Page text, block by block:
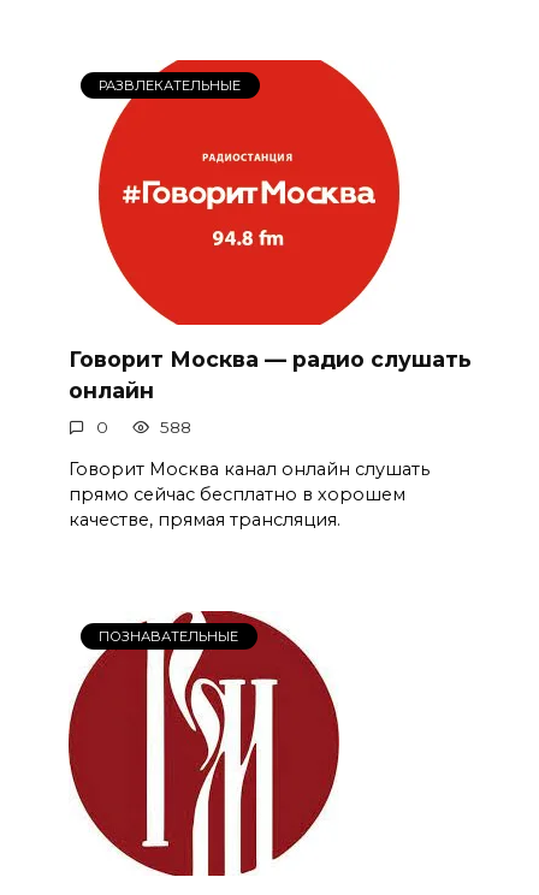
РАЗВЛЕКАТЕЛЬНЫЕ
Говорит Москва — радио слушать
онлайн
0 588
Говорит Москва канал онлайн слушать
прямо сейчас бесплатно в хорошем
качестве, прямая трансляция.
ПОЗНАВАТЕЛЬНЫЕ